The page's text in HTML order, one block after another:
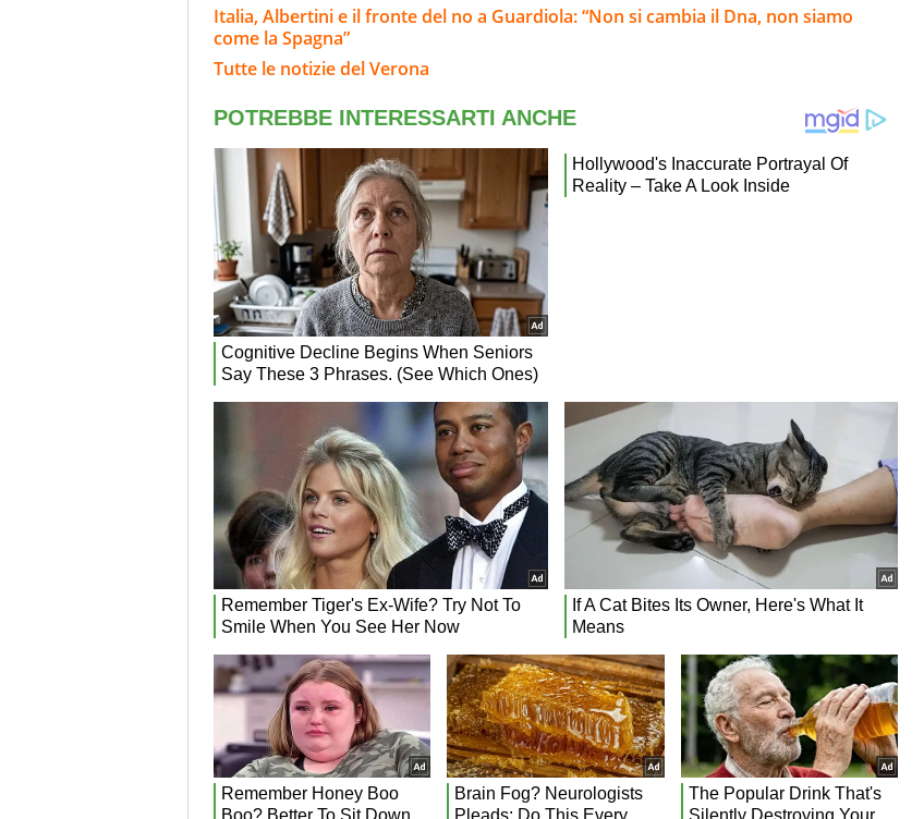
Italia, Albertini e il fronte del no a Guardiola: “Non si cambia il Dna, non siamo
come la Spagna”
Tutte le notizie del Verona